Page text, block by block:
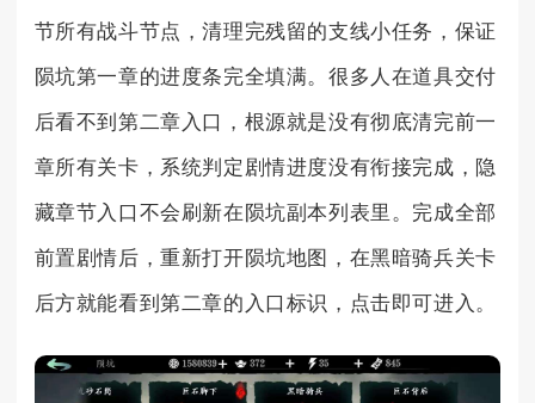
节所有战斗节点，清理完残留的支线小任务，保证
陨坑第一章的进度条完全填满。很多人在道具交付
后看不到第二章入口，根源就是没有彻底清完前一
章所有关卡，系统判定剧情进度没有衔接完成，隐
藏章节入口不会刷新在陨坑副本列表里。完成全部
前置剧情后，重新打开陨坑地图，在黑暗骑兵关卡
后方就能看到第二章的入口标识，点击即可进入。